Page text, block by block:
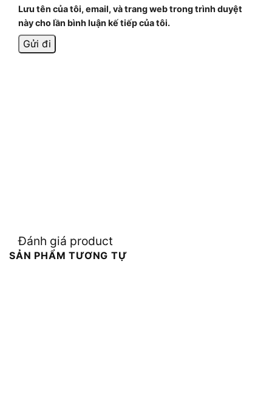
Lưu tên của tôi, email, và trang web trong trình duyệt
này cho lần bình luận kế tiếp của tôi.
Đánh giá product
SẢN PHẨM TƯƠNG TỰ